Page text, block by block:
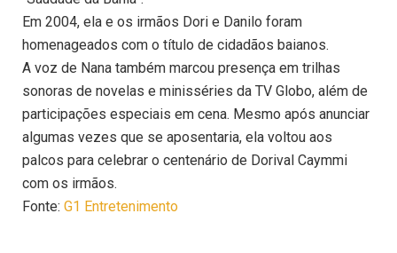
Em 2004, ela e os irmãos Dori e Danilo foram
homenageados com o título de cidadãos baianos.
A voz de Nana também marcou presença em trilhas
sonoras de novelas e minisséries da TV Globo, além de
participações especiais em cena. Mesmo após anunciar
algumas vezes que se aposentaria, ela voltou aos
palcos para celebrar o centenário de Dorival Caymmi
com os irmãos.
Fonte: G1 Entretenimento